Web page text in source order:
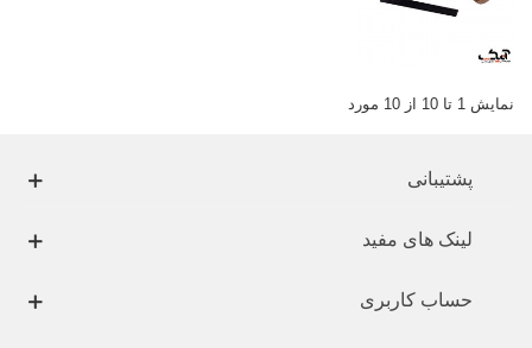
نمایش 1 تا 10 از 10 مورد
پشتیبانی
لینک های مفید
حساب کاربری